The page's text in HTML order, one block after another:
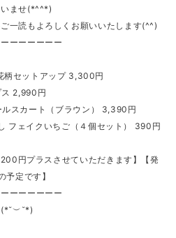
いませ(*^^*)
一読もよろしくお願いいたします(^^)
ーーーーーー
セットアップ 3,300円
ス 2,990円
スカート（ブラウン） 3,390円
フェイクいちご（４個セット） 390円
円プラスさせていただきます】【発
定です】
ーーーーーー